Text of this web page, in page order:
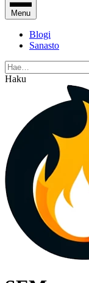
Menu
Blogi
Sanasto
Haku